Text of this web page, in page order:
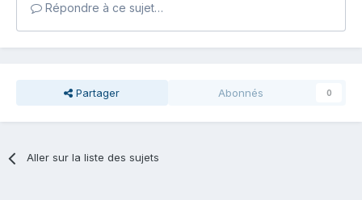
Répondre à ce sujet…
Partager Abonnés 0
Aller sur la liste des sujets